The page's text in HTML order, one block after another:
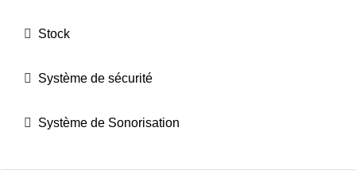
Stock
Système de sécurité
Système de Sonorisation